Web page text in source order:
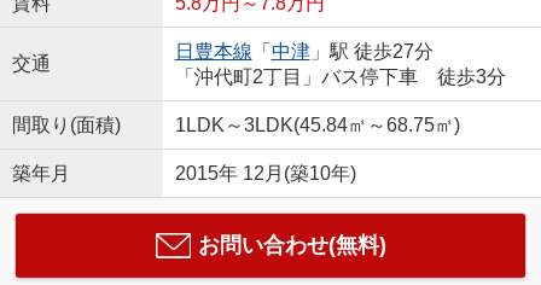
交通
日豊本線 「 中津」駅 徒歩27分
「沖代町2丁目」バス停下車 徒歩3分
間取り(面積) 1LDK～3LDK(45.84㎡～68.75㎡)
築年月 2015年 12月(築10年)
お問い合わせ(無料)